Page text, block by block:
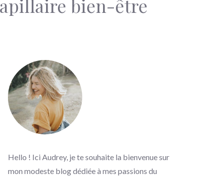
bien-être
Hello ! Ici Audrey, je te souhaite la bienvenue sur
mon modeste blog dédiée à mes passions du